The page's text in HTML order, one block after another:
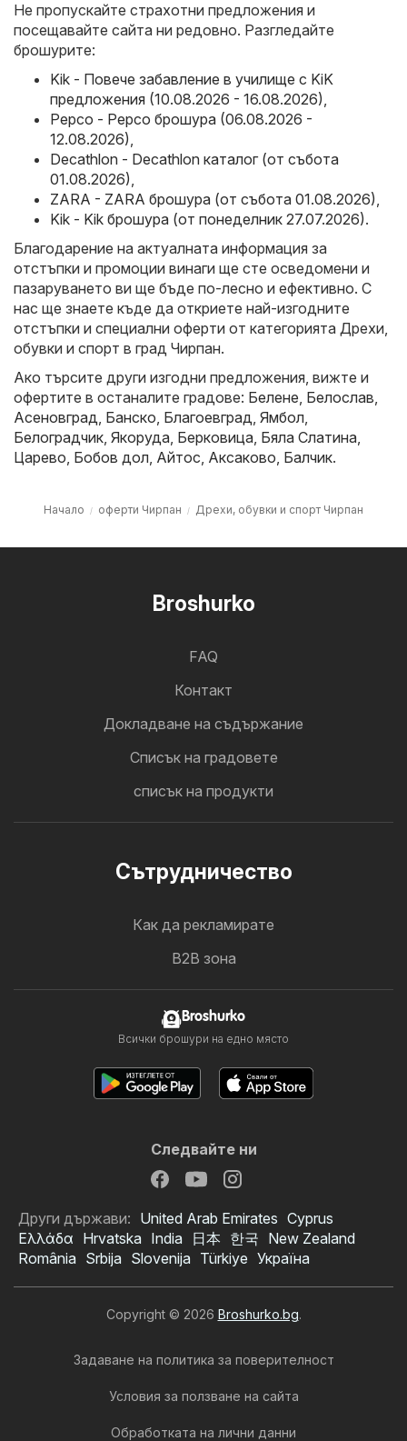
Не пропускайте страхотни предложения и
посещавайте сайта ни редовно. Разгледайте
брошурите:
Kik - Повече забавление в училище с KiK
предложения (10.08.2026 - 16.08.2026),
Pepco - Pepco брошура (06.08.2026 -
12.08.2026),
Decathlon - Decathlon каталог (от събота
01.08.2026),
ZARA - ZARA брошура (от събота 01.08.2026),
Kik - Kik брошура (от понеделник 27.07.2026).
Благодарение на актуалната информация за
отстъпки и промоции винаги ще сте осведомени и
пазаруването ви ще бъде по-лесно и ефективно. С
нас ще знаете къде да откриете най-изгодните
отстъпки и специални оферти от категорията Дрехи,
обувки и спорт в град Чирпан.
Ако търсите други изгодни предложения, вижте и
офертите в останалите градове: Белене, Белослав,
Асеновград, Банско, Благоевград, Ямбол,
Белоградчик, Якоруда, Берковица, Бяла Слатина,
Царево, Бобов дол, Айтос, Аксаково, Балчик.
Начало оферти Чирпан Дрехи, обувки и спорт Чирпан
Broshurko
FAQ
Контакт
Докладване на съдържание
Cписък на градовете
списък на продукти
Cътрудничество
Как да рекламирате
B2B зона
Broshurko
Всички брошури на едно място
Следвайте ни
Други държави: United Arab Emirates Cyprus
Ελλάδα Hrvatska India 日本 한국 New Zealand
România Srbija Slovenija Türkiye Україна
Copyright © 2026 Broshurko.bg.
Задаване на политика за поверителност
Условия за ползване на сайта
Обработката на лични данни